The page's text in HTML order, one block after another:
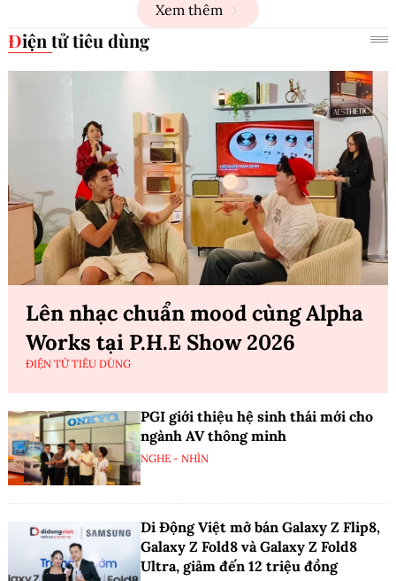
Xem thêm
Điện tử tiêu dùng
Lên nhạc chuẩn mood cùng Alpha
Works tại P.H.E Show 2026
ĐIỆN TỬ TIÊU DÙNG
PGI giới thiệu hệ sinh thái mới cho
ngành AV thông minh
NGHE - NHÌN
Di Động Việt mở bán Galaxy Z Flip8,
Galaxy Z Fold8 và Galaxy Z Fold8
Ultra, giảm đến 12 triệu đồng